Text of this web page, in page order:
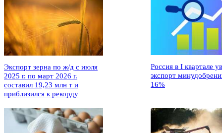
Экспорт зерна по ж/д с июля
2025 г. по март 2026 г.
составил 19,23 млн т и
приблизился к рекорду
Россия в I квартале
экспорт
16%